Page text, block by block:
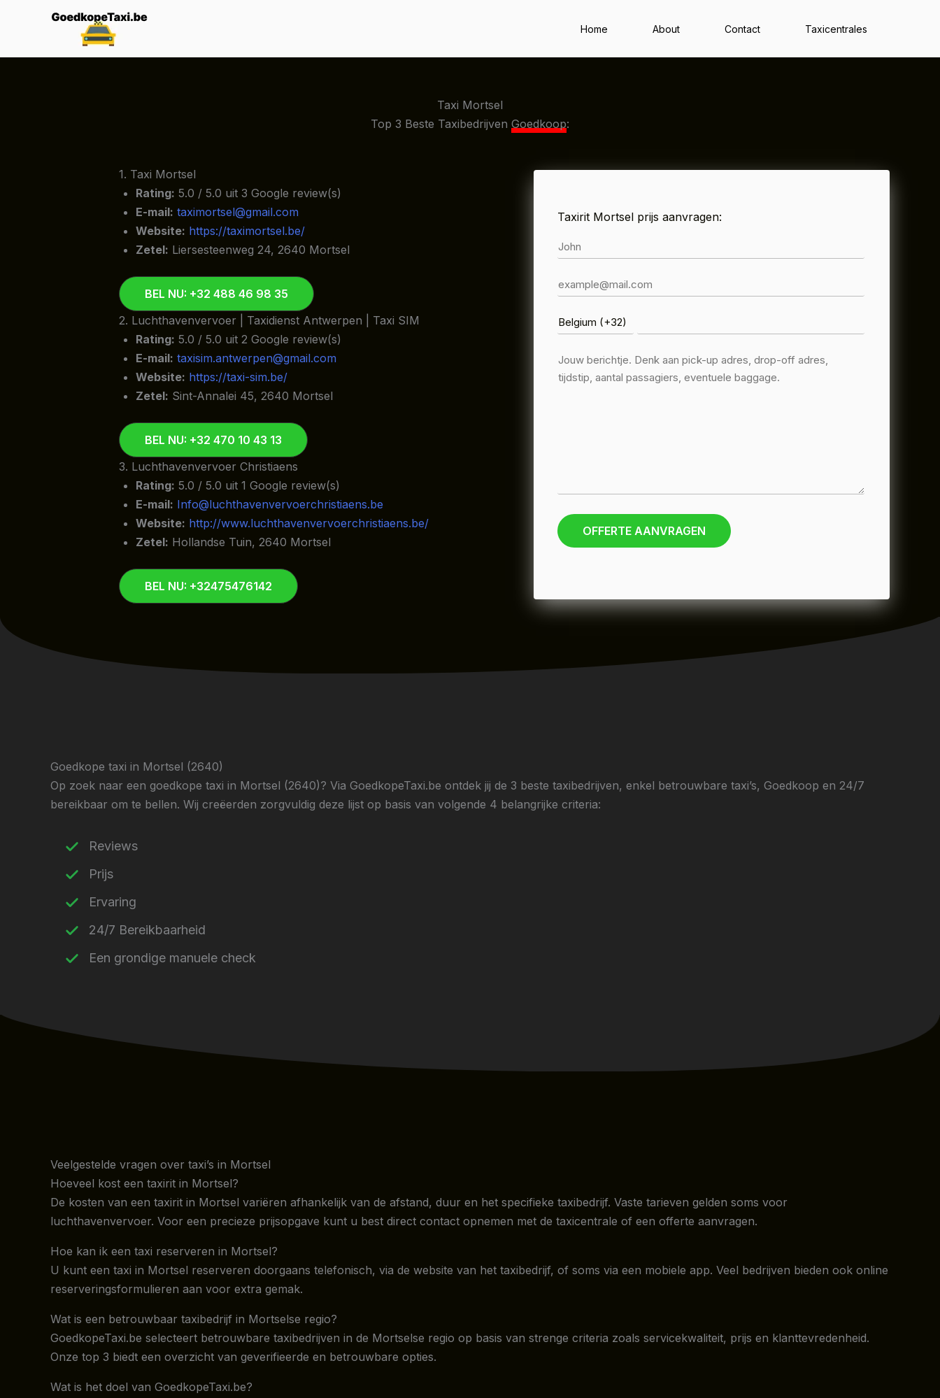
Home About Contact Taxicentrales
Taxi Mortsel
Top 3 Beste Taxibedrijven Goedkoop:
1. Taxi Mortsel
Rating: 5.0 / 5.0 uit 3 Google review(s)
E-mail: taximortsel@gmail.com
Website: https://taximortsel.be/
Zetel: Liersesteenweg 24, 2640 Mortsel
BEL NU: +32 488 46 98 35
2. Luchthavenvervoer | Taxidienst Antwerpen | Taxi SIM
Rating: 5.0 / 5.0 uit 2 Google review(s)
E-mail: taxisim.antwerpen@gmail.com
Website: https://taxi-sim.be/
Zetel: Sint-Annalei 45, 2640 Mortsel
BEL NU: +32 470 10 43 13
3. Luchthavenvervoer Christiaens
Rating: 5.0 / 5.0 uit 1 Google review(s)
E-mail: Info@luchthavenvervoerchristiaens.be
Website: http://www.luchthavenvervoerchristiaens.be/
Zetel: Hollandse Tuin, 2640 Mortsel
BEL NU: +32475476142
Taxirit Mortsel prijs aanvragen:
OFFERTE AANVRAGEN
Goedkope taxi in Mortsel (2640)
Op zoek naar een goedkope taxi in Mortsel (2640)? Via GoedkopeTaxi.be ontdek jij de 3 beste taxibedrijven, enkel betrouwbare taxi’s, Goedkoop en 24/7
bereikbaar om te bellen. Wij creëerden zorgvuldig deze lijst op basis van volgende 4 belangrijke criteria:
Reviews
Prijs
Ervaring
24/7 Bereikbaarheid
Een grondige manuele check
Veelgestelde vragen over taxi’s in Mortsel
Hoeveel kost een taxirit in Mortsel?
De kosten van een taxirit in Mortsel variëren afhankelijk van de afstand, duur en het specifieke taxibedrijf. Vaste tarieven gelden soms voor
luchthavenvervoer. Voor een precieze prijsopgave kunt u best direct contact opnemen met de taxicentrale of een offerte aanvragen.
Hoe kan ik een taxi reserveren in Mortsel?
U kunt een taxi in Mortsel reserveren doorgaans telefonisch, via de website van het taxibedrijf, of soms via een mobiele app. Veel bedrijven bieden ook online
reserveringsformulieren aan voor extra gemak.
Wat is een betrouwbaar taxibedrijf in Mortselse regio?
GoedkopeTaxi.be selecteert betrouwbare taxibedrijven in de Mortselse regio op basis van strenge criteria zoals servicekwaliteit, prijs en klanttevredenheid.
Onze top 3 biedt een overzicht van geverifieerde en betrouwbare opties.
Wat is het doel van GoedkopeTaxi.be?